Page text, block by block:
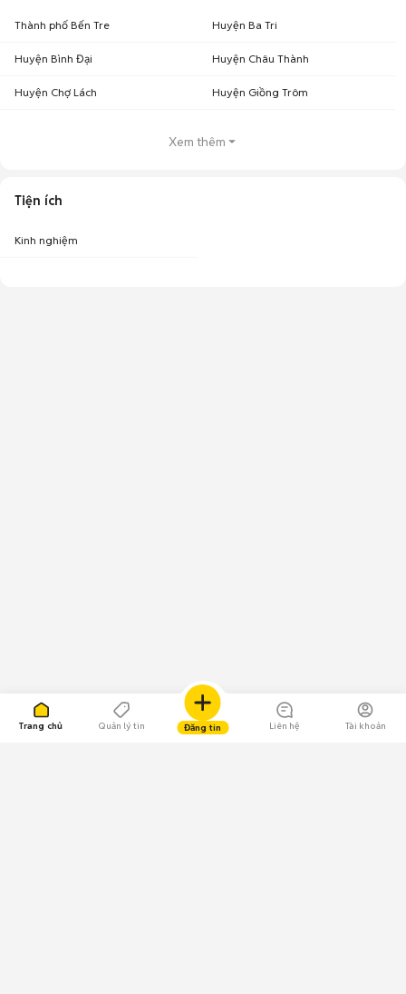
Trang chủ Quản lý tin Đăng tin Liên hệ Tài khoản
Thành phố Bến Tre Huyện Ba Tri
Huyện Bình Đại Huyện Châu Thành
Huyện Chợ Lách Huyện Giồng Trôm
Xem thêm
Tiện ích
Kinh nghiệm